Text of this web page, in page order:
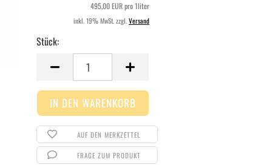
495,00 EUR pro 1liter
inkl. 19% MwSt. zzgl.Versand
Stück:
Stück
AUF DEN MERKZETTEL
FRAGE ZUM PRODUKT